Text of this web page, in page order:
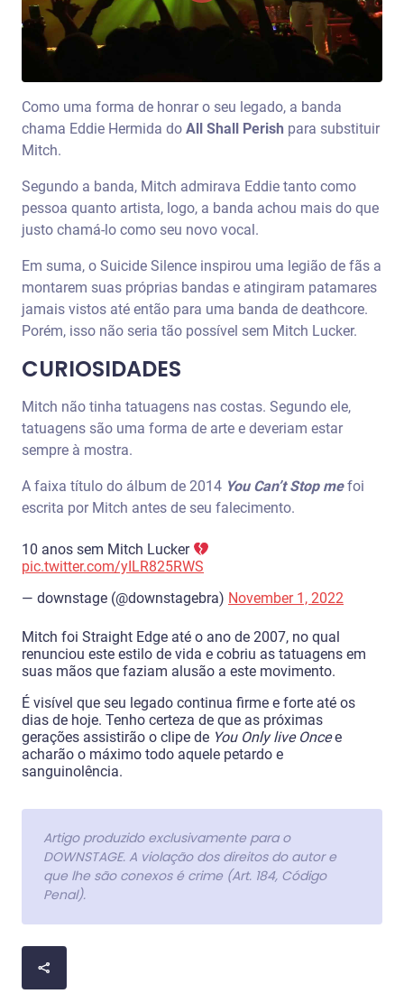
Como uma forma de honrar o seu legado, a banda
chama Eddie Hermida do All Shall Perish para substituir
Mitch.
Segundo a banda, Mitch admirava Eddie tanto como
pessoa quanto artista, logo, a banda achou mais do que
justo chamá-lo como seu novo vocal.
Em suma, o Suicide Silence inspirou uma legião de fãs a
montarem suas próprias bandas e atingiram patamares
jamais vistos até então para uma banda de deathcore.
Porém, isso não seria tão possível sem Mitch Lucker.
CURIOSIDADES
Mitch não tinha tatuagens nas costas. Segundo ele,
tatuagens são uma forma de arte e deveriam estar
sempre à mostra.
A faixa título do álbum de 2014 You Can’t Stop mefoi
escrita por Mitch antes de seu falecimento.
10 anos sem Mitch Lucker
pic.twitter.com/yILR825RWS
— downstage (@downstagebra) November 1, 2022
Mitch foi Straight Edge até o ano de 2007, no qual
renunciou este estilo de vida e cobriu as tatuagens em
suas mãos que faziam alusão a este movimento.
É visível que seu legado continua firme e forte até os
dias de hoje. Tenho certeza de que as próximas
gerações assistirão o clipe de You Only live Oncee
acharão o máximo todo aquele petardo e
sanguinolência.
Artigo produzido exclusivamente para o
DOWNSTAGE. A violação dos direitos do autor e
que lhe são conexos é crime (Art. 184, Código
Penal).